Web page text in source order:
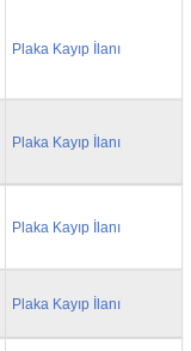
Plaka Kayıp İlanı
Plaka Kayıp İlanı
Plaka Kayıp İlanı
Plaka Kayıp İlanı